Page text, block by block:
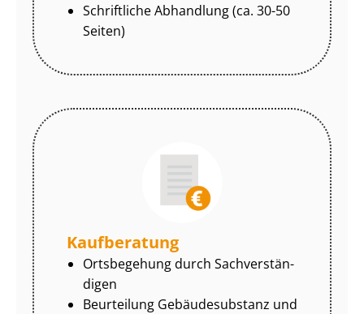
Schriftliche Abhandlung (ca. 30-50
Seiten)
Kaufberatung
Ortsbegehung durch Sach­ver­stän­
di­gen
Beurteilung Gebäudesubstanz und